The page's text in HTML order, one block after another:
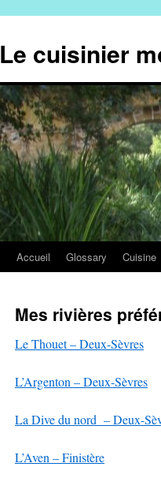
contenu
Le cuisinier
Accueil Glossary Cuisine
Mes rivières
Le Thouet – Deux-Sèvres
L’Argenton – Deux-Sèvres
La Dive du nord – Deux-
L’Aven – Finistère